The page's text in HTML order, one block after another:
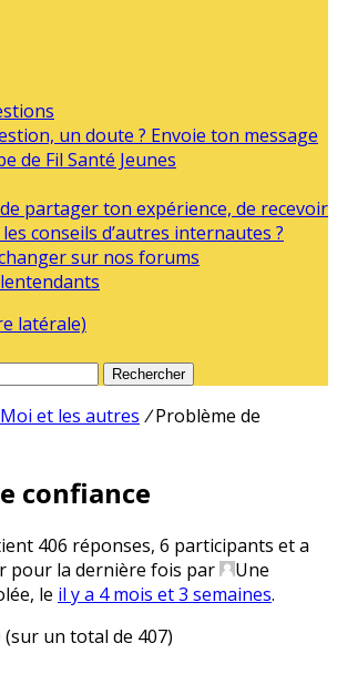
un doute ? Envoie ton message
de Fil Santé Jeunes
partager ton expérience, de recevoir
les conseils d’autres internautes ?
sur nos forums
latérale)
Rechercher
Moi et les autres / Problème de
confiance
406 réponses, 6 participants et a
pour la dernière fois par
Une
, le il y a 4 mois et 3 semaines.
(sur un total de 407)